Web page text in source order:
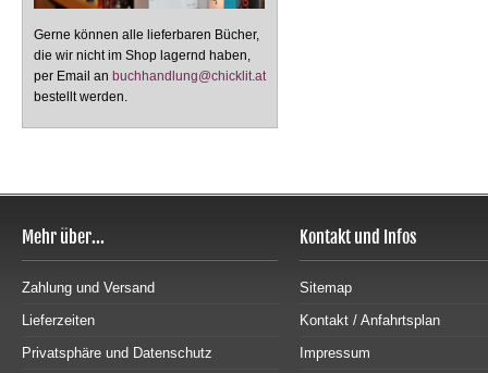
Gerne können alle lieferbaren Bücher,
die wir nicht im Shop lagernd haben,
per Email an buchhandlung@chicklit.at
bestellt werden.
Mehr über...
Zahlung und Versand
Lieferzeiten
Privatsphäre und Datenschutz
Kontakt und Infos
Sitemap
Kontakt / Anfahrtsplan
Impressum